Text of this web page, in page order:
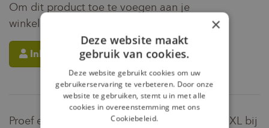
Om dit product toe te voegen aan je
winkelmandje moet je eerst inloggen.
Inloggen
Proef een heerlijke Chocolate Chunk Cookie XL bij
×
Deze website maakt
gebruik van cookies.
Deze website gebruikt cookies om uw
gebruikerservaring te verbeteren. Door onze
website te gebruiken, stemt u in met alle
cookies in overeenstemming met ons
Cookiebeleid.